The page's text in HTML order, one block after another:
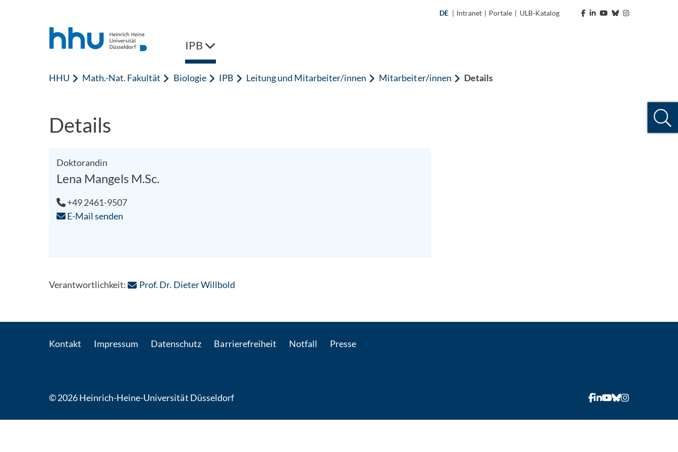
DE | Intranet | Portale | ULB-Katalog
IPB
HHU Math.-Nat. Fakultät Biologie IPB Leitung und Mitarbeiter/innen Mitarbeiter/innen Details
Details
Doktorandin
Lena Mangels M.Sc.
+49 2461-9507
E-Mail senden
Verantwortlichkeit: Prof. Dr. Dieter Willbold: Per E-Mail kontaktieren
Kontakt Impressum Datenschutz Barrierefreiheit Notfall Presse
© 2026 Heinrich-Heine-Universität Düsseldorf